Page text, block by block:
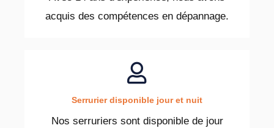
acquis des compétences en dépannage.
Serrurier disponible jour et nuit
Nos serruriers sont disponible de jour